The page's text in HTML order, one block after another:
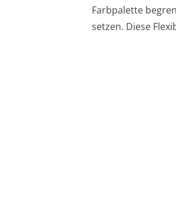
Farbpalette
setzen. Diese